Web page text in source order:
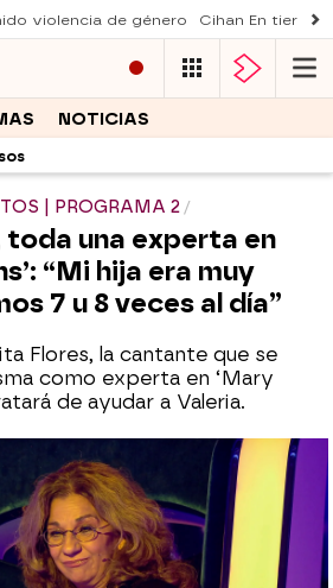
violencia de género Cihan En tierra
NOTICIAS
| PROGRAMA 2
toda una experta en
“Mi hija era muy
7 u 8 veces al día”
Flores, la cantante que se
como experta en ‘Mary
de ayudar a Valeria.
a Lolita Flores? Participa
los famosos'... ¡Con un